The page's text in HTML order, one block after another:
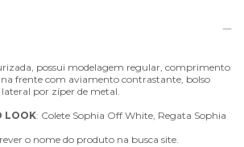
possui modelagem regular, comprimento
frente com aviamento contrastante, bolso
por zíper de metal.
LOOK: Colete Sophia Off White, Regata Sophia
o nome do produto na busca site.